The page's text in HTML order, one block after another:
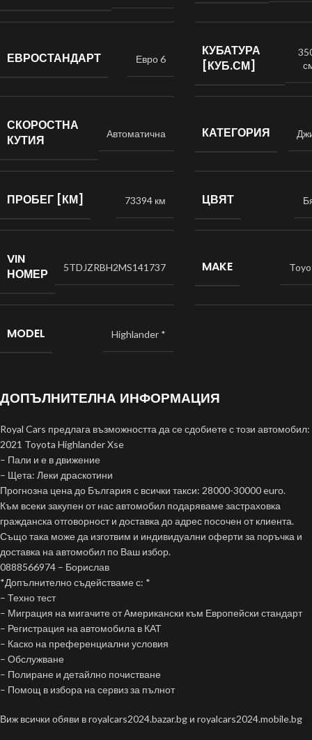
ЕВРОСТАНДАРТ Евро 6
КУБАТУРА
[КУБ.СМ]
СКОРОСТНА
КУТИЯ
Автоматична КАТЕГОРИЯ
ПРОБЕГ [КМ] 73394 км ЦВЯТ
VIN
НОМЕР
5TDJZRBH2MS141737 MAKE
MODEL Highlander *
ДОПЪЛНИТЕЛНА ИНФОРМАЦИЯ
Royal Cars предлага възможността да се сдобиете с този автомобил:
2021 Toyota Highlander Xse
– Пали и е в движение
– Щета: Леки драскотини
Прогнозна цена до България с всички такси: 28000-30000 eurо.
Към всеки закупен от нас автомобил подаряваме застраховка
гражданска отговорност и доставка до адрес посочен от клиента.
Също така може да изготвим и индивидуални оферти за поръчка и
доставка на автомобил по Ваш избор.
0888566974 – Борислав
*Допълнително съдействаме с: *
– Техно тест
– Миграция на мигачите от Американски към Европейски стандарт
– Регистрация на автомобила в КАТ
– Каско на преференциални условия
– Обслужване
– Полиране и детайлно почистване
– Помощ в избора на сервиз за пълнот
Виж всички обяви в royalcars2024.bazar.bg и royalcars2024.mobile.bg